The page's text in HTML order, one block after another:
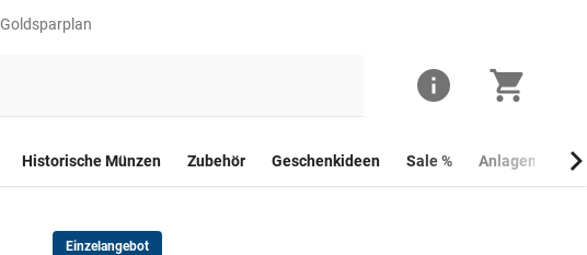
Goldsparplan
Historische Münzen Zubehör Geschenkideen Sale % Anlagemünzen
Einzelangebot